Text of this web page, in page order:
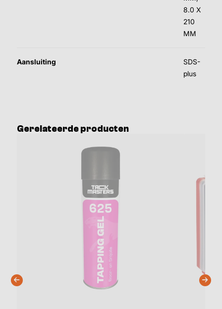
8.0 X
210
MM
Aansluiting
SDS-
plus
Gerelateerde producten